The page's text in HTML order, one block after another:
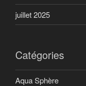
juillet 2025
Catégories
Aqua Sphère